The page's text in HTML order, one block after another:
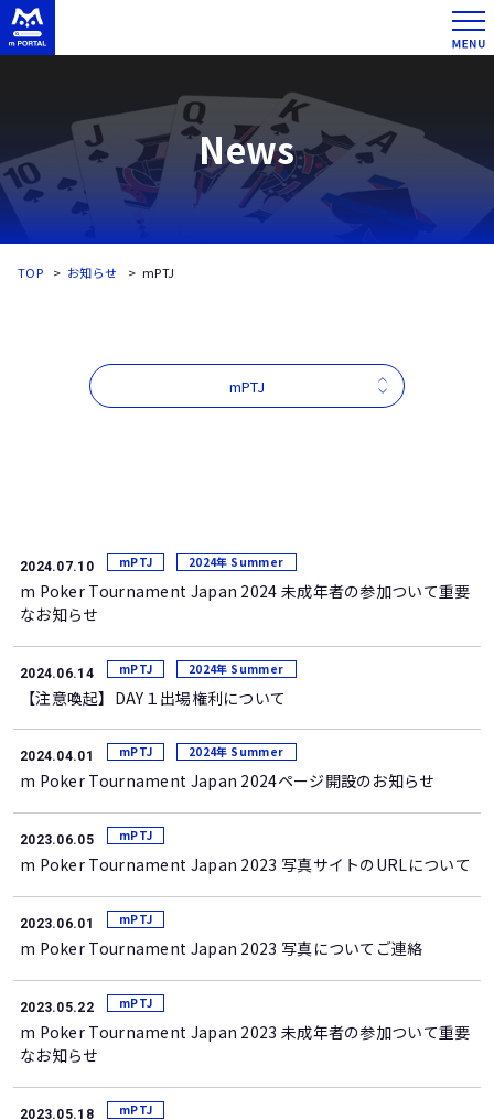
News
TOP お知らせ mPTJ
mPTJ
2024.07.10 mPTJ 2024年 Summer
m Poker Tournament Japan 2024 未成年者の参加ついて重要
なお知らせ
2024.06.14 mPTJ 2024年 Summer
【注意喚起】DAY１出場権利について
2024.04.01 mPTJ 2024年 Summer
m Poker Tournament Japan 2024ページ開設のお知らせ
2023.06.05 mPTJ
m Poker Tournament Japan 2023 写真サイトのURLについて
2023.06.01 mPTJ
m Poker Tournament Japan 2023 写真についてご連絡
2023.05.22 mPTJ
m Poker Tournament Japan 2023 未成年者の参加ついて重要
なお知らせ
2023.05.18 mPTJ